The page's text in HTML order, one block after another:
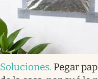
Soluciones. Pegar